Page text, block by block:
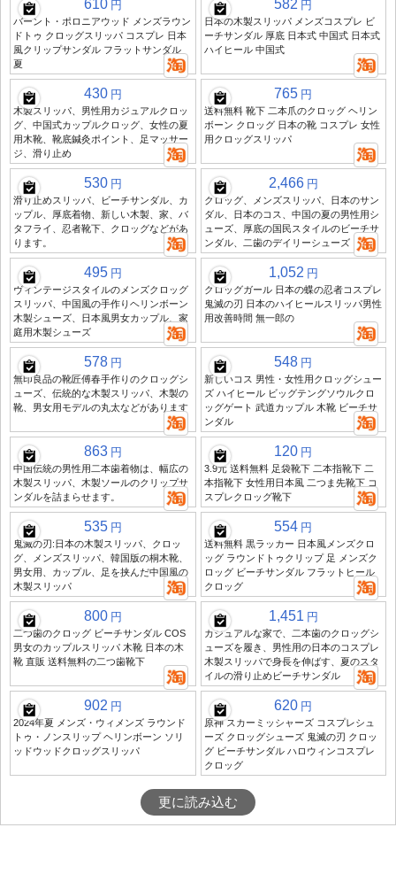
610 円
バーント・ポロニアウッド メンズラウン
ドトゥ クロッグスリッパ コスプレ 日本
風クリップサンダル フラットサンダル
夏
582 円
日本の木製スリッパ メンズコスプレ ビ
ーチサンダル 厚底 日本式 中国式 日本式
ハイヒール 中国式
430 円
木製スリッパ、男性用カジュアルクロッ
グ、中国式カップルクロッグ、女性の夏
用木靴、靴底鍼灸ポイント、足マッサー
ジ、滑り止め
765 円
送料無料 靴下 二本爪のクロッグ ヘリン
ボーン クロッグ 日本の靴 コスプレ 女性
用クロッグスリッパ
530 円
滑り止めスリッパ、ビーチサンダル、カ
ップル、厚底着物、新しい木製、家、バ
タフライ、忍者靴下、クロッグなどがあ
ります。
2,466 円
クロッグ、メンズスリッパ、日本のサン
ダル、日本のコス、中国の夏の男性用シ
ューズ、厚底の国民スタイルのビーチサ
ンダル、二歯のデイリーシューズ
495 円
ヴィンテージスタイルのメンズクロッグ
スリッパ、中国風の手作りヘリンボーン
木製シューズ、日本風男女カップル、家
庭用木製シューズ
1,052 円
クロッグガール 日本の蝶の忍者コスプレ
鬼滅の刃 日本のハイヒールスリッパ男性
用改善時間 無一郎の
578 円
無印良品の靴匠傅春手作りのクロッグシ
ューズ、伝統的な木製スリッパ、木製の
靴、男女用モデルの丸太などがあります
548 円
新しいコス 男性・女性用クロッグシュー
ズ ハイヒール ビッグテングソウルクロ
ッグゲート 武道カップル 木靴 ビーチサ
ンダル
863 円
中国伝統の男性用二本歯着物は、幅広の
木製スリッパ、木製ソールのクリップサ
ンダルを詰まらせます。
120 円
3.9元 送料無料 足袋靴下 二本指靴下 二
本指靴下 女性用日本風 二つま先靴下 コ
スプレクロッグ靴下
535 円
鬼滅の刃:日本の木製スリッパ、クロッ
グ、メンズスリッパ、韓国版の桐木靴、
男女用、カップル、足を挟んだ中国風の
木製スリッパ
554 円
送料無料 黒ラッカー 日本風メンズクロ
ッグ ラウンドトゥクリップ 足 メンズク
ロッグ ビーチサンダル フラットヒール
クロッグ
800 円
二つ歯のクロッグ ビーチサンダル COS
男女のカップルスリッパ 木靴 日本の木
靴 直販 送料無料の二つ歯靴下
1,451 円
カジュアルな家で、二本歯のクロッグシ
ューズを履き、男性用の日本のコスプレ
木製スリッパで身長を伸ばす、夏のスタ
イルの滑り止めビーチサンダル
902 円
2024年夏 メンズ・ウィメンズ ラウンド
トゥ・ノンスリップ ヘリンボーン ソリ
ッドウッドクロッグスリッパ
620 円
原神 スカーミッシャーズ コスプレシュ
ーズ クロッグシューズ 鬼滅の刃 クロッ
グ ビーチサンダル ハロウィンコスプレ
クロッグ
更に読み込む